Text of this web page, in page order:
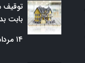
توقیف
بابت
۱۴ مرداد ۱۴۰۵